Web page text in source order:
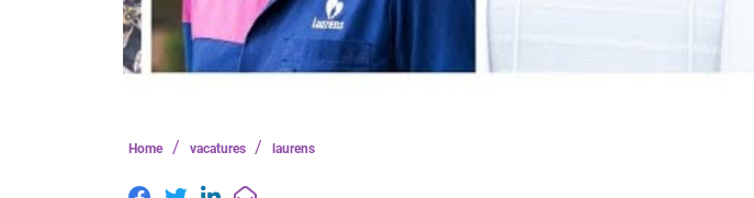
Home / vacatures / laurens